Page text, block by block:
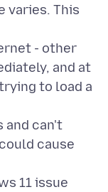
varies. This
- other
and at
to load a
and can't
cause
11 issue